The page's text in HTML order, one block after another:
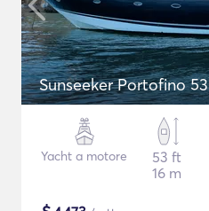
Sunseeker Portofino 53
Yacht a motore
53 ft
16 m